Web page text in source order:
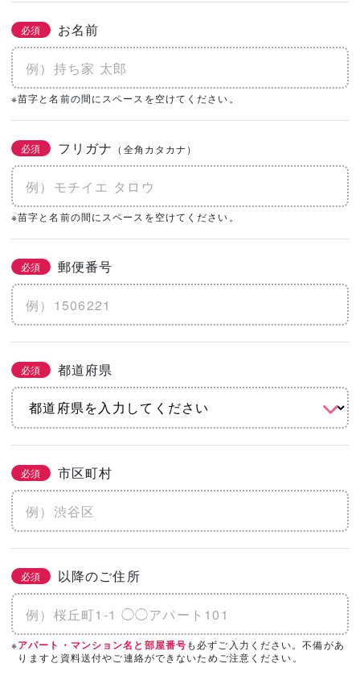
必須 お名前
※苗字と名前の間にスペースを空けてください。
必須 フリガナ （全角カタカナ）
※苗字と名前の間にスペースを空けてください。
必須 郵便番号
必須 都道府県
必須 市区町村
必須 以降のご住所
※アパート・マンション名と部屋番号も必ずご入力ください。不備があ
りますと資料送付やご連絡ができないためご注意ください。